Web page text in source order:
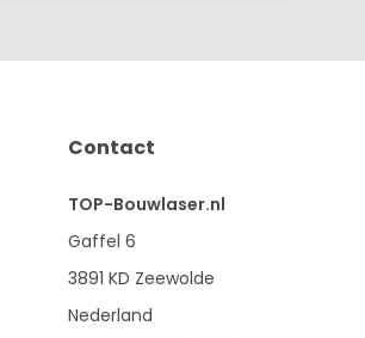
Contact
TOP-Bouwlaser.nl
Gaffel 6
3891 KD Zeewolde
Nederland